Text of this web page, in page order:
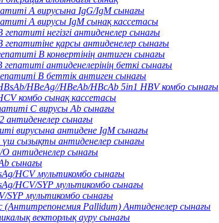
А вирусына IgG/IgM сынағы
А вирусы IgM сынақ кассетасы
гепатиті негізгі антиденелер сынағы
гепатитіне қарсы антиденелер сынағы
В конвертінің антиген сынағы
гепатиті антиденелерінің беткі сынағы
В беттік антиген сынағы
HBeAg//HBeAb/HBcAb 5in1 HBV комбо сынағы
комбо сынақ кассетасы
С вирусы Ab сынағы
антиденелер сынағы
вирусына антидене IgM сынағы
сызықты антиденелер сынағы
антиденелер сынағы
сынағы
HCV мультикомбо сынағы
HCV/SYP мультикомбо сынағы
SYP мультикомбо сынағы
(Антитрепонемия Pallidum) Антиденелер сынағы
векторлық ауру сынағы